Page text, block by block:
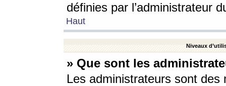
définies par l’administrateur
Haut
Niveaux
» Que sont les
Les administrateurs sont